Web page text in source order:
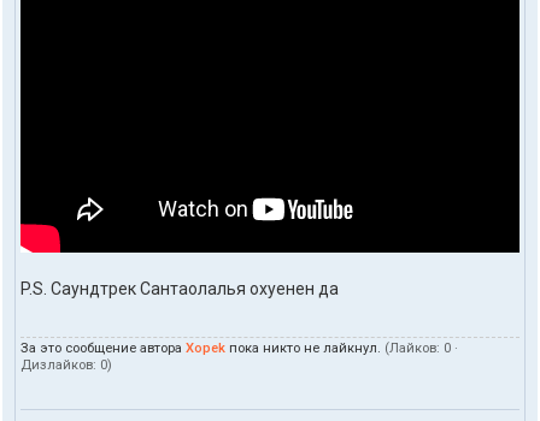
P.S. Саундтрек Сантаолалья охуенен да
За это сообщение автора Xopek пока никто не лайкнул. (Лайков: 0 ·
Дизлайков: 0)